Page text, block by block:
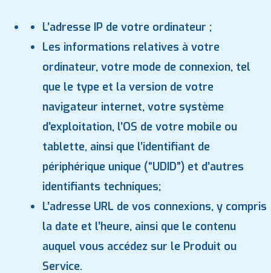
L’adresse IP de votre ordinateur ;
Les informations relatives à votre
ordinateur, votre mode de connexion, tel
que le type et la version de votre
navigateur internet, votre système
d’exploitation, l’OS de votre mobile ou
tablette, ainsi que l’identifiant de
périphérique unique (“UDID”) et d’autres
identifiants techniques;
L’adresse URL de vos connexions, y compris
la date et l’heure, ainsi que le contenu
auquel vous accédez sur le Produit ou
Service.